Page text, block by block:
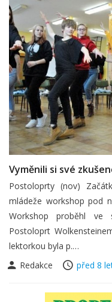
Vyměnili si své
Postoloprty (nov)
mládeže workshop pod
Workshop proběhl ve
Postoloprt
lektorkou byla p.…
Redakce
před 8